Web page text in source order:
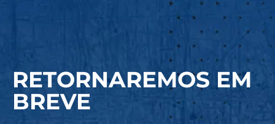
RETORNAREMOS EM
BREVE